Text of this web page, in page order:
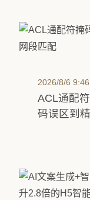
2026/8/6
ACL通配
码误区到